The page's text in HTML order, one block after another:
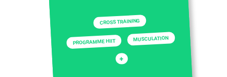
CROSS TRAINING
PROGRAMME HIIT MUSCULATION
+